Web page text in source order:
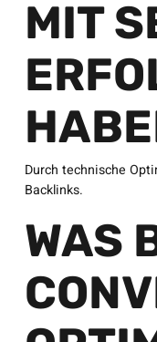
MIT
Durch technische
Backlinks.
WAS